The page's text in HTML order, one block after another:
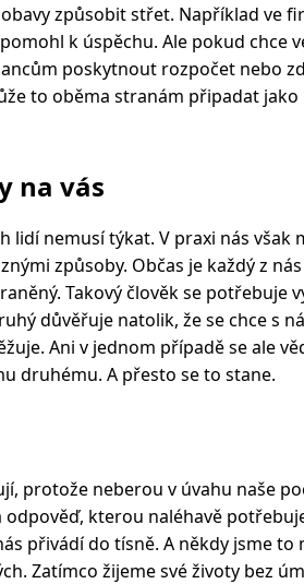
způsobit střet. Například ve
k úspěchu. Ale pokud chce
poskytnout rozpočet nebo
to oběma stranám připadat jako
na vás
lidí nemusí týkat. V praxi nás však
způsoby. Občas je každý z nás
Takový člověk se potřebuje
důvěřuje natolik, že se chce s
Ani v jednom případě se ale
druhému. A přesto se to stane.
protože neberou v úvahu naše
kterou naléhavě
přivádí do tísně. A někdy jsme to
Zatímco žijeme své životy bez